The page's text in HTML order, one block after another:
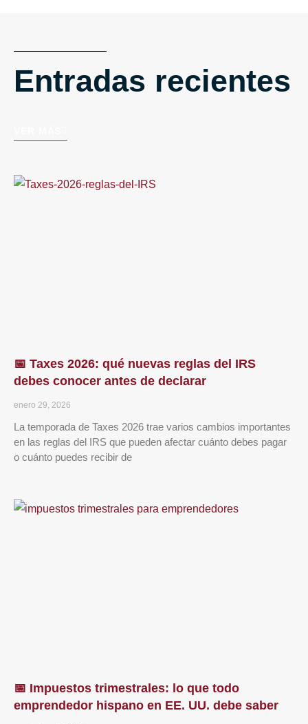
Entradas recientes
📅 Taxes 2026: qué nuevas reglas del IRS
debes conocer antes de declarar
enero 29, 2026
La temporada de Taxes 2026 trae varios cambios importantes
en las reglas del IRS que pueden afectar cuánto debes pagar
o cuánto puedes recibir de
📅 Impuestos trimestrales: lo que todo
emprendedor hispano en EE. UU. debe saber